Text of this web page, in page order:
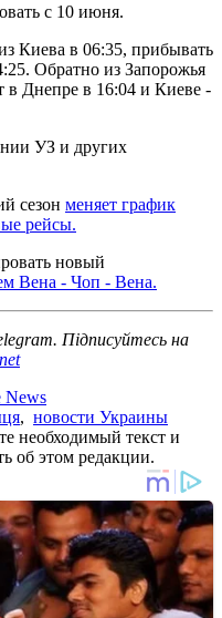
с 10 июня.
Киева в 06:35, прибывать
Обратно из Запорожья
в Днепре в 16:04 и Киеве -
УЗ и других
сезон меняет график
рейсы.
новый
Вена - Чоп - Вена.
Підписуйтесь на
News
, новости Украины
необходимый текст и
об этом редакции.